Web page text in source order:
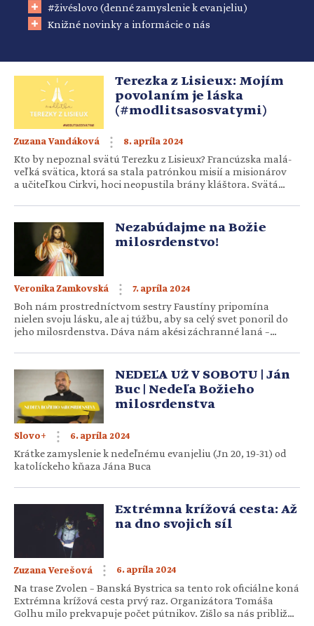
#živéslovo (denné zamyslenie k evanjeliu)
Knižné novinky a informácie o nás
Terezka z Lisieux: Mojím
povolaním je láska
(#modlitsasosvatymi)
Zuzana Vandáková 8. apríla 2024
Kto by nepoznal svätú Terezku z Lisieux? Francúzska malá-
veľká svätica, ktorá sa stala patrónkou misií a misionárov
a učiteľkou Cirkvi, hoci neopustila brány kláštora. Svätá
ako najmladšia z deviatich detí. Štyria jej bratia zomreli ako
deti a všetkých päť sestier vstúpilo do kláštora, čo svedčí
o tom, že celá rodina žila veľmi […]Nezabúdajme na Božie
milosrdenstvo!
Veronika Zamkovská 7. apríla 2024
Boh nám prostredníctvom sestry Faustíny pripomína
nielen svoju lásku, ale aj túžbu, aby sa celý svet ponoril do
jeho milosrdenstva. Dáva nám akési záchranné laná –
môže zachytiť aj ten najväčší hriešnik. Nezabudnime na
moc Božieho milosrdenstva a pripomeňme si Ježišove
prisľúbenia, ktoré sestra Faustína spísala do svojho […]
NEDEĽA UŽ V SOBOTU | Ján
Buc | Nedeľa Božieho
milosrdenstva
Slovo+ 6. apríla 2024
Krátke zamyslenie k nedeľnému evanjeliu (Jn 20, 19-31) od
katolíckeho kňaza Jána Buca
Extrémna krížová cesta: Až
na dno svojich síl
Zuzana Verešová 6. apríla 2024
Na trase Zvolen – Banská Bystrica sa tento rok oficiálne koná
Extrémna krížová cesta prvý raz. Organizátora Tomáša
Golhu milo prekvapuje počet pútnikov. Zišlo sa nás približne